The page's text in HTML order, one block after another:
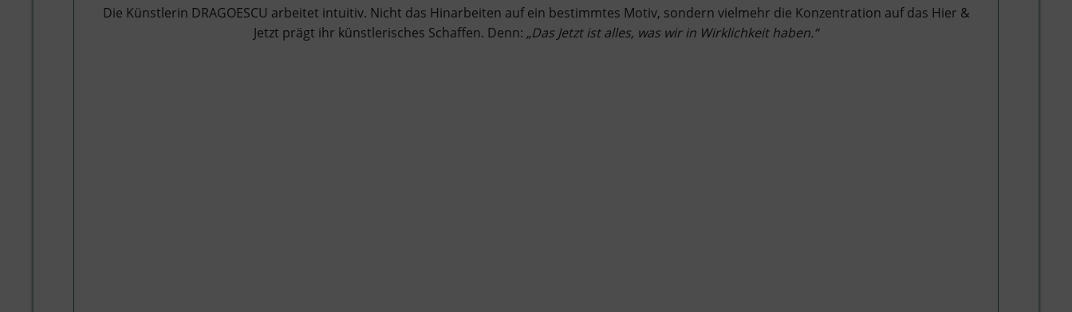
Die Künstlerin DRAGOESCU arbeitet intuitiv. Nicht das Hinarbeiten auf ein bestimmtes Motiv, sondern vielmehr die Konzentration auf das Hier &
Jetzt prägt ihr künstlerisches Schaffen. Denn: „Das Jetzt ist alles, was wir in Wirklichkeit haben.“